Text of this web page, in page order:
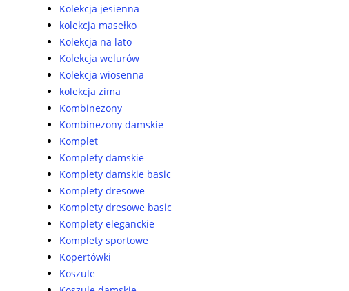
Kolekcja jesienna
kolekcja masełko
Kolekcja na lato
Kolekcja welurów
Kolekcja wiosenna
kolekcja zima
Kombinezony
Kombinezony damskie
Komplet
Komplety damskie
Komplety damskie basic
Komplety dresowe
Komplety dresowe basic
Komplety eleganckie
Komplety sportowe
Kopertówki
Koszule